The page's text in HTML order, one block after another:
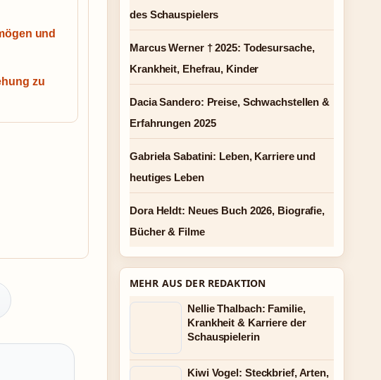
und
zu
des Schauspielers
Marcus Werner † 2025: Todesursache,
Krankheit, Ehefrau, Kinder
Dacia Sandero: Preise, Schwachstellen &
Erfahrungen 2025
Gabriela Sabatini: Leben, Karriere und
heutiges Leben
Dora Heldt: Neues Buch 2026, Biografie,
Bücher & Filme
MEHR AUS DER REDAKTION
Nellie Thalbach: Familie,
Krankheit & Karriere der
Schauspielerin
Kiwi Vogel: Steckbrief, Arten,